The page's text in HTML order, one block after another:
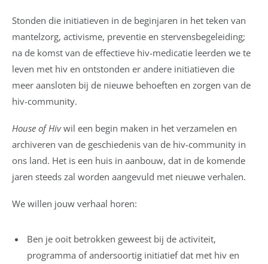
Stonden die initiatieven in de beginjaren in het teken van
mantelzorg, activisme, preventie en stervensbegeleiding;
na de komst van de effectieve hiv-medicatie leerden we te
leven met hiv en ontstonden er andere initiatieven die
meer aansloten bij de nieuwe behoeften en zorgen van de
hiv-community.
House of Hivwil een begin maken in het verzamelen en
archiveren van de geschiedenis van de hiv-community in
ons land. Het is een huis in aanbouw, dat in de komende
jaren steeds zal worden aangevuld met nieuwe verhalen.
We willen jouw verhaal horen:
Ben je ooit betrokken geweest bij de activiteit,
programma of andersoortig initiatief dat met hiv en